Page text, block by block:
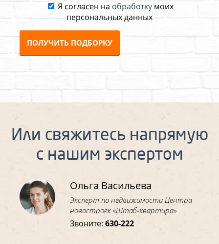
Я согласен на обработкумоих
персональных данных
ПОЛУЧИТЬ ПОДБОРКУ
Или свяжитесь напрямую
с нашим экспертом
Ольга Васильева
Эксперт по недвижимости Центра
новостроек «Штаб-квартира»
Звоните:630-222